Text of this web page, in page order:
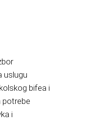
uslugu
bifea i
potrebe
i